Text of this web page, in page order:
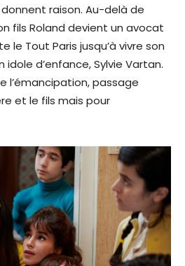
raison. Au-delà de
fils Roland devient un avocat
le Tout Paris jusqu’à vivre son
d’enfance, Sylvie Vartan.
l’émancipation, passage
et le fils mais pour